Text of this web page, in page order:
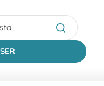
Submit a